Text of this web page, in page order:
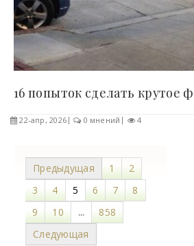
22-апр, 2026 0 мнений 4
Предыдущая 1
2
3
4 5 6 7
8
9
10 ...
858
Следующая